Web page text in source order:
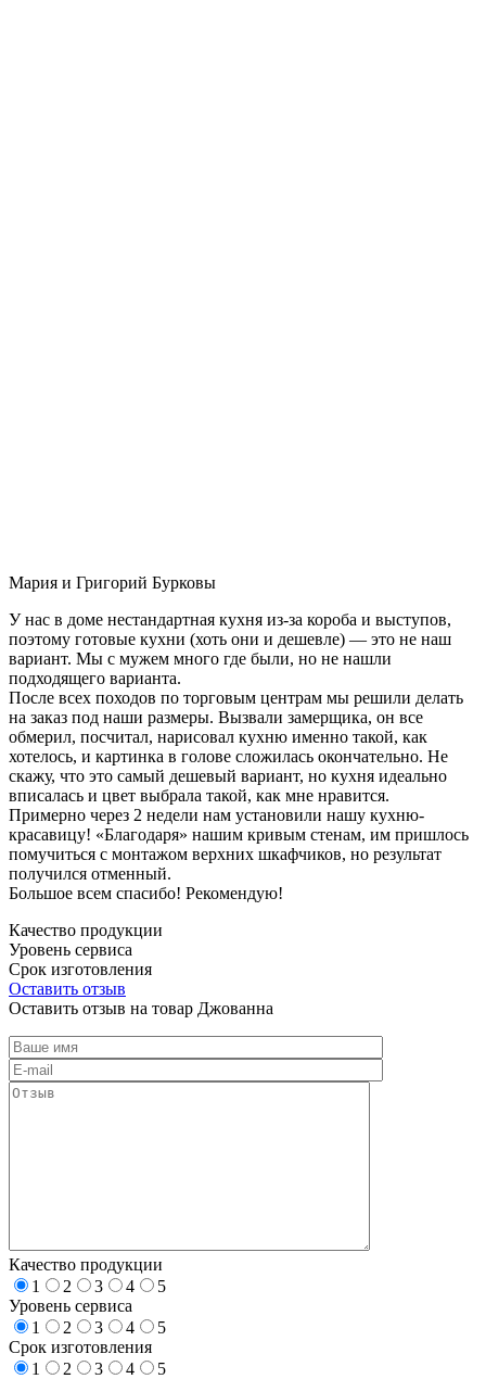
Мария и Григорий Бурковы
У нас в доме нестандартная кухня из-за короба и выступов,
поэтому готовые кухни (хоть они и дешевле) — это не наш
вариант. Мы с мужем много где были, но не нашли
подходящего варианта.
После всех походов по торговым центрам мы решили делать
на заказ под наши размеры. Вызвали замерщика, он все
обмерил, посчитал, нарисовал кухню именно такой, как
хотелось, и картинка в голове сложилась окончательно. Не
скажу, что это самый дешевый вариант, но кухня идеально
вписалась и цвет выбрала такой, как мне нравится.
Примерно через 2 недели нам установили нашу кухню-
красавицу! «Благодаря» нашим кривым стенам, им пришлось
помучиться с монтажом верхних шкафчиков, но результат
получился отменный.
Большое всем спасибо! Рекомендую!
Качество продукции
Уровень сервиса
Срок изготовления
Оставить отзыв
Оставить отзыв на товар Джованна
Качество продукции
1
2 3 4
5
Уровень сервиса
1
2 3 4
5
Срок изготовления
1
2 3 4
5